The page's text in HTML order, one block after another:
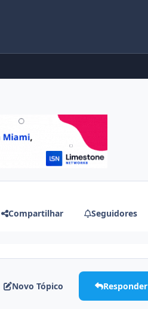
Compartilhar Seguidores
Novo Tópico Responder